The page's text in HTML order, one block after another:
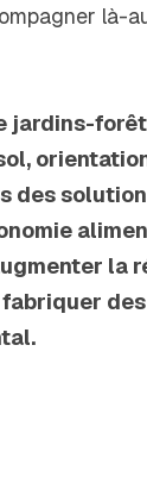
là-
jardins-
des
la